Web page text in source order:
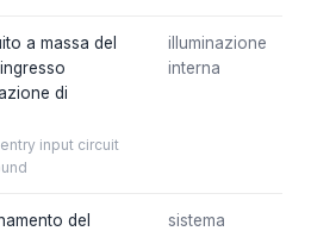
a massa del
di
input circuit
illuminazione
interna
del
sistema